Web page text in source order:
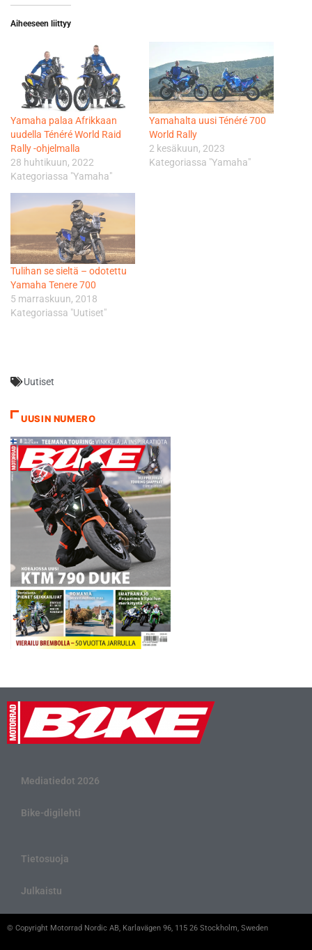
Aiheeseen liittyy
Yamaha palaa Afrikkaan
uudella Ténéré World Raid
Rally -ohjelmalla
28 huhtikuun, 2022
Kategoriassa "Yamaha"
Yamahalta uusi Ténéré 700
World Rally
2 kesäkuun, 2023
Kategoriassa "Yamaha"
Tulihan se sieltä – odotettu
Yamaha Tenere 700
5 marraskuun, 2018
Kategoriassa "Uutiset"
Uutiset
UUSIN NUMERO
Mediatiedot 2026
Bike-digilehti
Tietosuoja
Julkaistu
© Copyright Motorrad Nordic AB, Karlavägen 96, 115 26 Stockholm, Sweden